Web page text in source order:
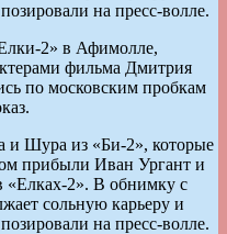
на пресс-волле.
2» в Афимолле,
фильма Дмитрия
по московским пробкам
и Шура из «Би-2», которые
прибыли Иван Ургант и
«Елках-2». В обнимку с
сольную карьеру и
на пресс-волле.